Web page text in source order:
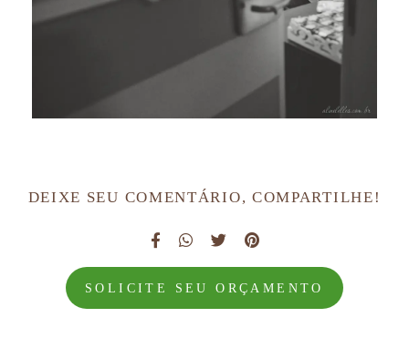
DEIXE SEU COMENTÁRIO, COMPARTILHE!
SOLICITE SEU ORÇAMENTO